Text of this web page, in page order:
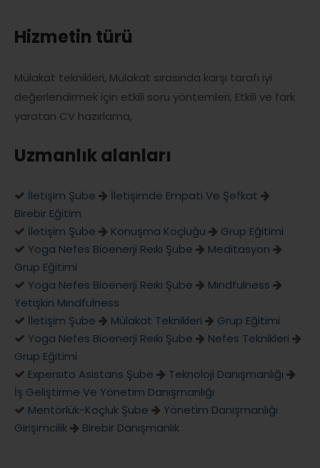
Hizmetin türü
Mülakat teknikleri, Mülakat sırasında karşı tarafı iyi
değerlendirmek için etkili soru yöntemleri, Etkili ve fark
yaratan CV hazırlama,
Uzmanlık alanları
İletişim Şube
İletişimde Empati Ve Şefkat
Birebir Eğitim
İletişim Şube
Konuşma Koçluğu
Grup Eğitimi
Yoga Nefes Bioenerji Reıkı Şube
Meditasyon
Grup Eğitimi
Yoga Nefes Bioenerji Reıkı Şube
Mındfulness
Yetişkin Mındfulness
İletişim Şube
Mülakat Teknikleri
Grup Eğitimi
Yoga Nefes Bioenerji Reıkı Şube
Nefes Teknikleri
Grup Eğitimi
Expersıto Asistans Şube
Teknoloji Danışmanlığı
İş Geliştirme Ve Yönetim Danışmanlığı
Mentörlük-Koçluk Şube
Yönetim Danışmanlığı
Girişimcilik
Birebir Danışmanlık